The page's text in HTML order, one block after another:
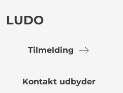
LUDO
Tilmelding
Kontakt udbyder